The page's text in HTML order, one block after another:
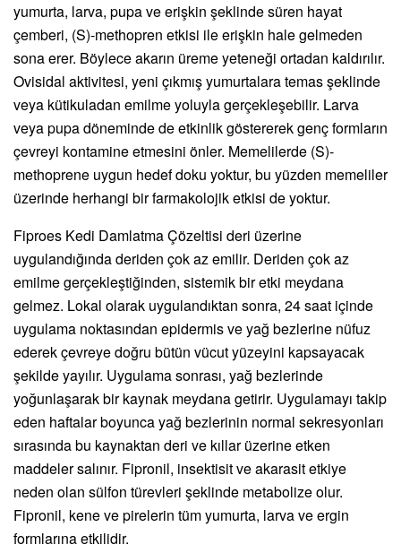
yumurta, larva, pupa ve erişkin şeklinde süren hayat
çemberi, (S)-methopren etkisi ile erişkin hale gelmeden
sona erer. Böylece akarın üreme yeteneği ortadan kaldırılır.
Ovisidal aktivitesi, yeni çıkmış yumurtalara temas şeklinde
veya kütikuladan emilme yoluyla gerçekleşebilir. Larva
veya pupa döneminde de etkinlik göstererek genç formların
çevreyi kontamine etmesini önler. Memelilerde (S)-
methoprene uygun hedef doku yoktur, bu yüzden memeliler
üzerinde herhangi bir farmakolojik etkisi de yoktur.
Fiproes Kedi Damlatma Çözeltisi deri üzerine
uygulandığında deriden çok az emilir. Deriden çok az
emilme gerçekleştiğinden, sistemik bir etki meydana
gelmez. Lokal olarak uygulandıktan sonra, 24 saat içinde
uygulama noktasından epidermis ve yağ bezlerine nüfuz
ederek çevreye doğru bütün vücut yüzeyini kapsayacak
şekilde yayılır. Uygulama sonrası, yağ bezlerinde
yoğunlaşarak bir kaynak meydana getirir. Uygulamayı takip
eden haftalar boyunca yağ bezlerinin normal sekresyonları
sırasında bu kaynaktan deri ve kıllar üzerine etken
maddeler salınır. Fipronil, insektisit ve akarasit etkiye
neden olan sülfon türevleri şeklinde metabolize olur.
Fipronil, kene ve pirelerin tüm yumurta, larva ve ergin
formlarına etkilidir.